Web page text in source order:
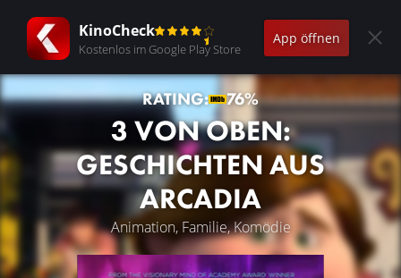
KinoCheck
Kostenlos im Google Play Store
App öffnen
RATING: 76%
3 VON OBEN:
GESCHICHTEN AUS
ARCADIA
Animation, Familie, Komödie